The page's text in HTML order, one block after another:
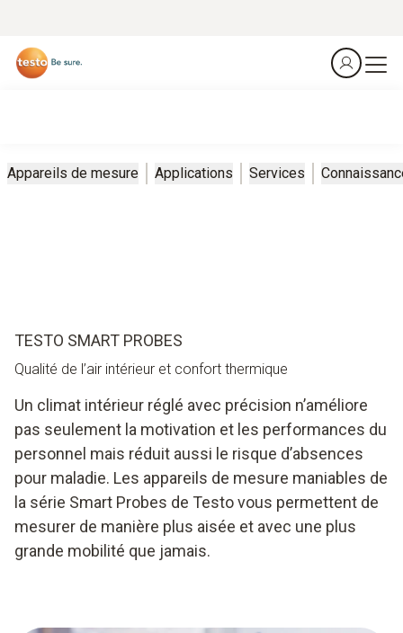
Appareils de mesure Applications Services
TESTO SMART PROBES
Qualité de l’air intérieur et confort thermique
Un climat intérieur réglé avec précision n’améliore
pas seulement la motivation et les performances du
personnel mais réduit aussi le risque d’absences
pour maladie. Les appareils de mesure maniables de
la série Smart Probes de Testo vous permettent de
mesurer de manière plus aisée et avec une plus
grande mobilité que jamais.